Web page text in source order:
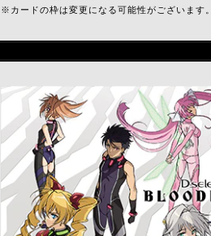
※カードの枠は変更になる可能性がございます。